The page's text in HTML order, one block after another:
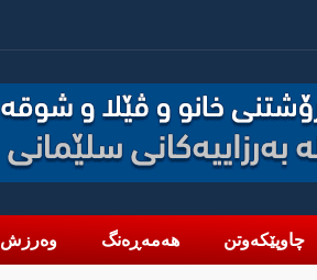
چاوپێکەوتن هەمەڕەنگ وەرزش